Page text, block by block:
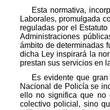
Esta normativa,
Laborales, promulgada
reguladas por el
Administraciones
ámbito de determinadas
dicha Ley inspirará la
prestan sus servicios en
Es evidente que
Nacional de Policía se
ello no significa que no
colectivo policial, sino